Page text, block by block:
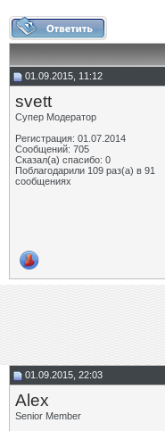
01.09.2015, 11:12
svett
Супер Модератор
Регистрация: 01.07.2014
Сообщений: 705
Сказал(а) спасибо: 0
Поблагодарили 109 раз(а) в 91
сообщениях
01.09.2015, 22:03
Alex
Senior Member